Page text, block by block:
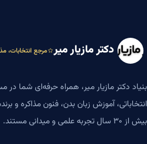
دکتر مازیار میر مرجع انتخابات،
بنیاد دکتر مازیار میر، همراه حرفه‌ای شما در
انتخاباتی، آموزش زبان بدن، فنون مذاکره و
بیش از ۳۰ سال تجربه علمی و میدانی مستند.